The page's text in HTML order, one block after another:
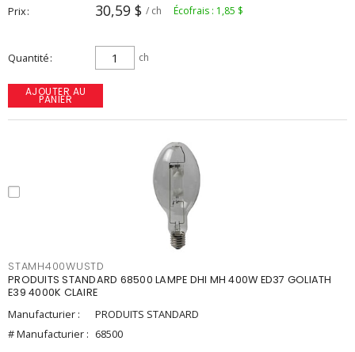
Prix 30,59 $ / ch Écofrais : 1,85 $
Quantité ch
AJOUTER AU
PANIER
STAMH400WUSTD
PRODUITS STANDARD 68500 LAMPE DHI MH 400W ED37 GOLIATH
E39 4000K CLAIRE
Manufacturier :
PRODUITS STANDARD
# Manufacturier : 68500